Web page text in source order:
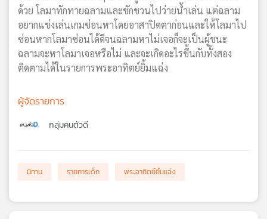
ข่าย
ด้วย โลมาทักทายฉลามและชักชวนไปว่ายน้ำเล่น แต่ฉลาม
อยากแข่งเล่นเกมซ่อนหาโดยอาสาปิดตาก่อนและให้โลมาไป
ซ่อนหากโลมาซ่อนได้ดีจนฉลามหาไม่เจอก็จะเป็นผู้ชนะ
ฉลามจะหาโลมาเจอหรือไม่ และจะเกิดอะไรขึ้นกับทั้งสอง
ติดตามได้ในรายการพระอาทิตย์ยิ้มแฉ่ง
ผู้จัดรายการ
กลุ่มคนตัวดี
นิทาน รายการเด็ก พระอาทิตย์ยิ้มแฉ่ง